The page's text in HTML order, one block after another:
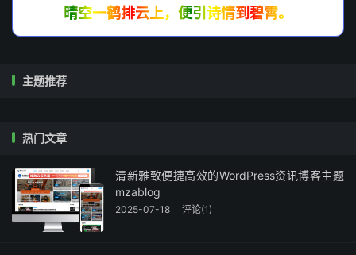
晴空一鹤排云上，便引诗情到碧霄。
主题推荐
热门文章
清新雅致便捷高效的WordPress资讯博客主题
mzablog
2025-07-18 评论(1)